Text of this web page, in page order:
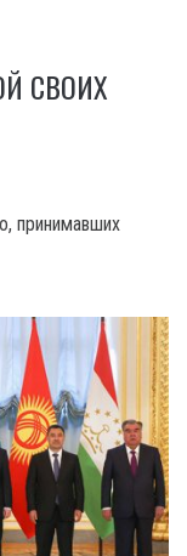
СВОИХ
принимавших